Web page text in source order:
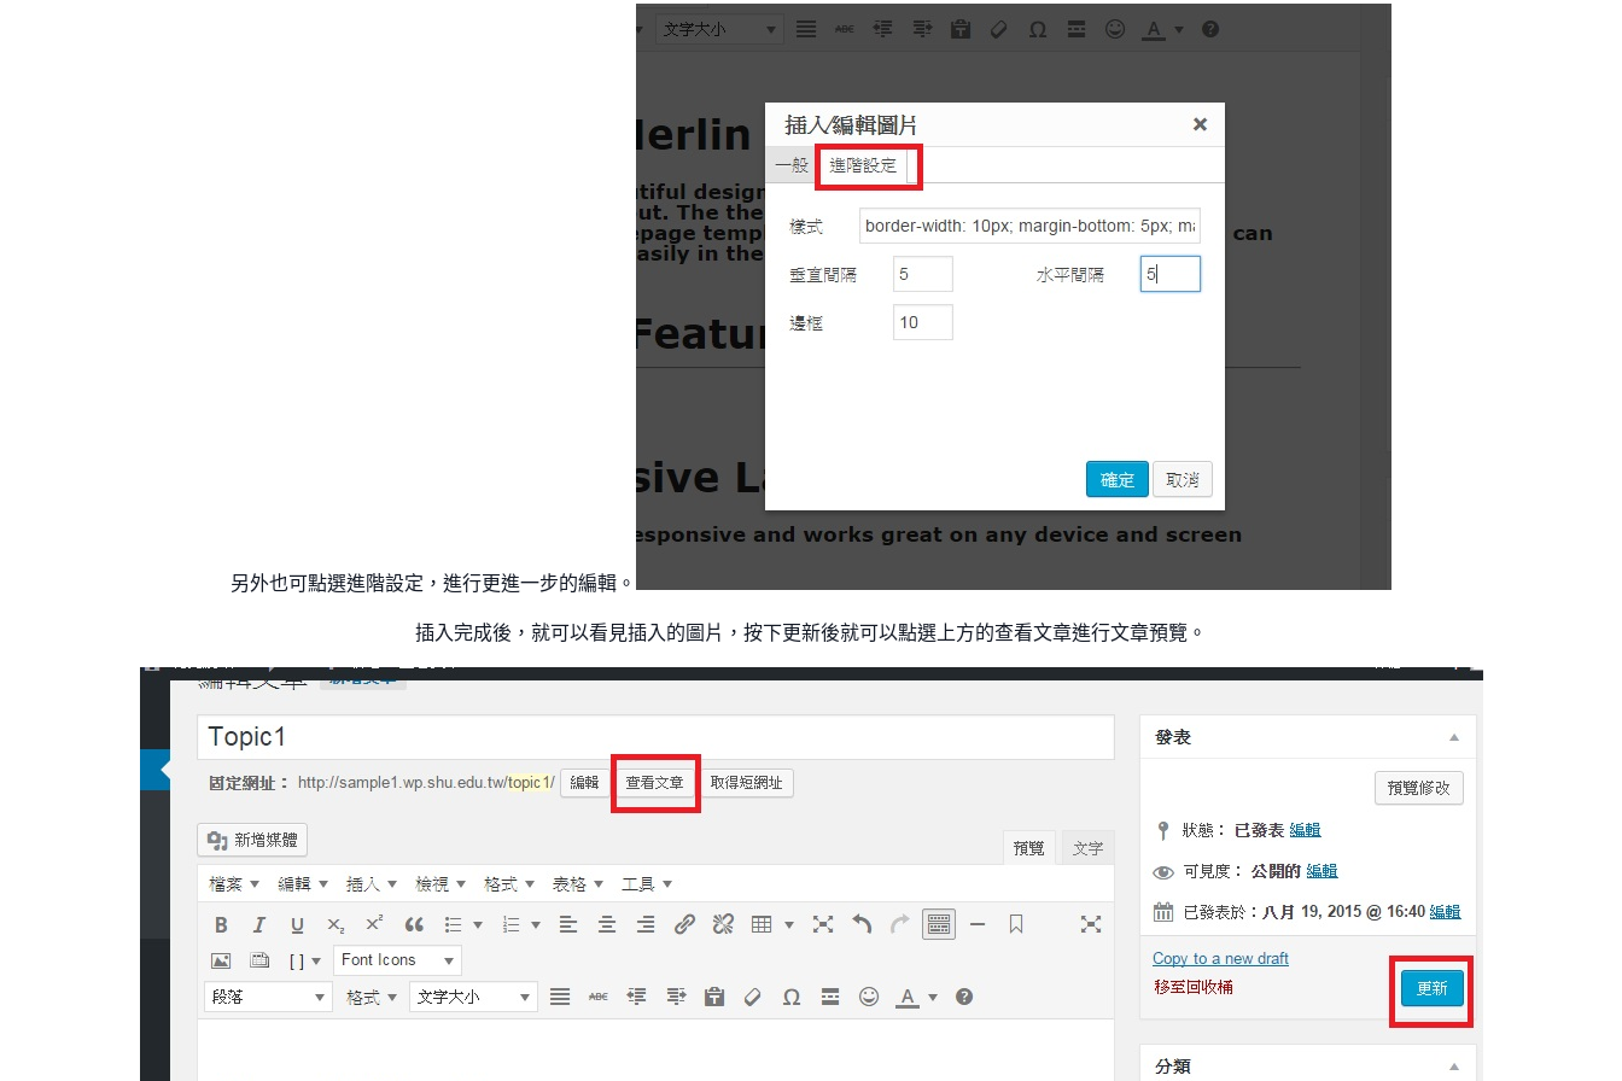
另外也可點選進階設定，進行更進一步的編輯。
插入完成後，就可以看見插入的圖片，按下更新後就可以點選上方的查看文章進行文章預覽。